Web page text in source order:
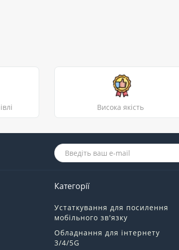
Висока якість
Категорії
Устаткування для посилення
мобільного зв'язку
Обладнання для інтернету
3/4/5G